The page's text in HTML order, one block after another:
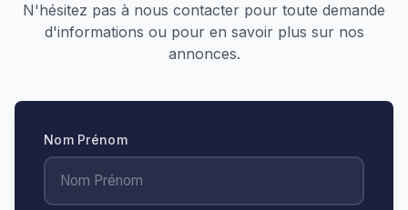
N'hésitez pas à nous contacter pour toute demande
d'informations ou pour en savoir plus sur nos
annonces.
Nom Prénom